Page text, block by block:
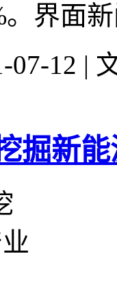
。界面
07-12 |
掘新